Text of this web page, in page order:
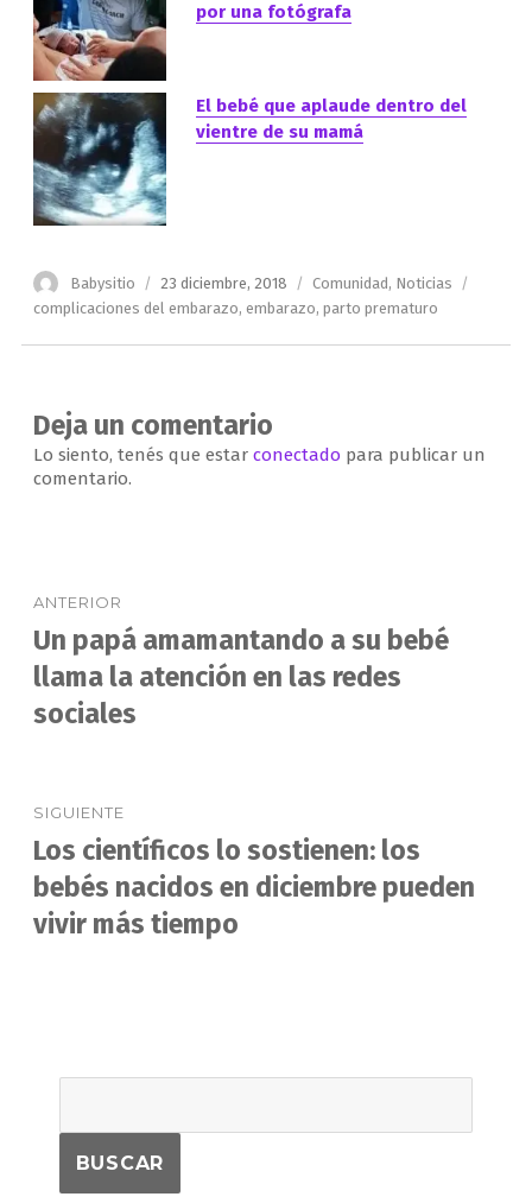
por una fotógrafa
El bebé que aplaude dentro del
vientre de su mamá
Autor
Babysitio
Publicado
el
23 diciembre, 2018 Categorías
Comunidad, Noticias
complicaciones del embarazo, embarazo, parto prematuro
Deja un comentario
Lo siento, tenés que estar conectado para publicar un
comentario.
de
entradas
ANTERIOR
Entrada
anterior:
Un papá amamantando a su bebé
llama la atención en las redes
sociales
SIGUIENTE
Entrada
siguiente:
Los científicos lo sostienen: los
bebés nacidos en diciembre pueden
vivir más tiempo